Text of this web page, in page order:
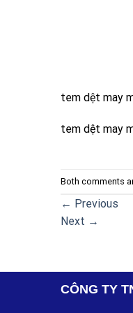
tem dệt may
tem dệt may
Both comments
← Previous
Next →
CÔNG TY